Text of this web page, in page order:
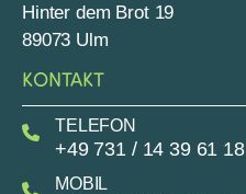
Hinter dem Brot 19
89073 Ulm
KONTAKT
TELEFON
+49 731 / 14 39 61 18
MOBIL